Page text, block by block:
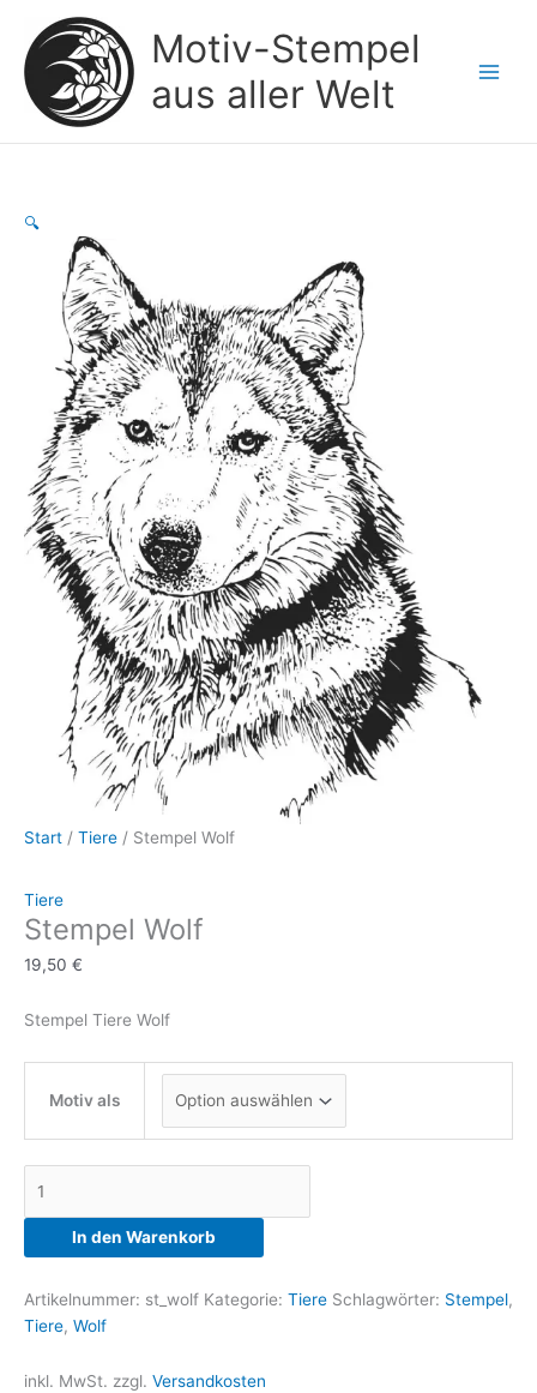
Inhalt
springen
Motiv-Stempel
aus aller Welt
🔍
Start / Tiere / Stempel Wolf
Tiere
Stempel Wolf
19,50 €
Stempel Tiere Wolf
Motiv als
Wolf
MengeIn den Warenkorb
Artikelnummer: st_wolf Kategorie: Tiere Schlagwörter: Stempel,
Tiere, Wolf
inkl. MwSt. zzgl. Versandkosten